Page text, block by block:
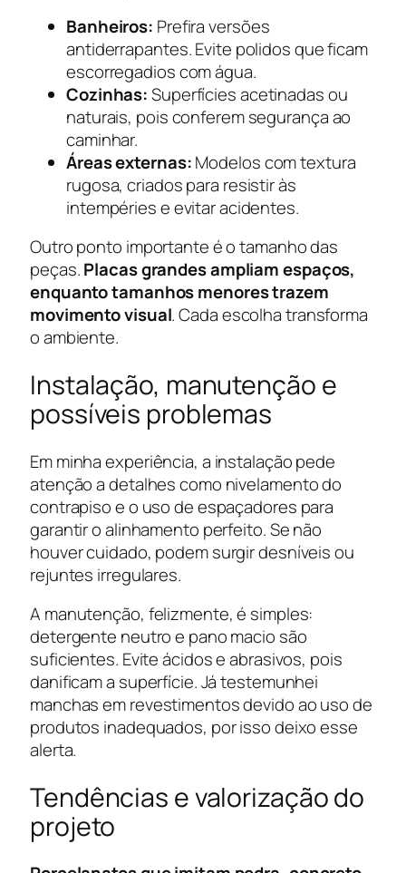
Banheiros: Prefira versões
antiderrapantes. Evite polidos que ficam
escorregadios com água.
Cozinhas:Superfícies acetinadas ou
naturais, pois conferem segurança ao
caminhar.
Áreas externas:Modelos com textura
rugosa, criados para resistir às
intempéries e evitar acidentes.
Outro ponto importante é o tamanho das
peças.Placas grandes ampliam espaços,
enquanto tamanhos menores trazem
movimento visual. Cada escolha transforma
o ambiente.
Instalação, manutenção e
possíveis problemas
Em minha experiência, a instalação pede
atenção a detalhes como nivelamento do
contrapiso e o uso de espaçadores para
garantir o alinhamento perfeito. Se não
houver cuidado, podem surgir desníveis ou
rejuntes irregulares.
A manutenção, felizmente, é simples:
detergente neutro e pano macio são
suficientes. Evite ácidos e abrasivos, pois
danificam a superfície. Já testemunhei
manchas em revestimentos devido ao uso de
produtos inadequados, por isso deixo esse
alerta.
Tendências e valorização do
projeto